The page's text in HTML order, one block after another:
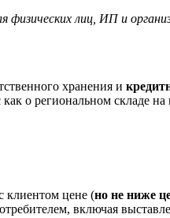
физических лиц, ИП и
хранения и
о региональном складе
клиентом цене (но не ниже
включая